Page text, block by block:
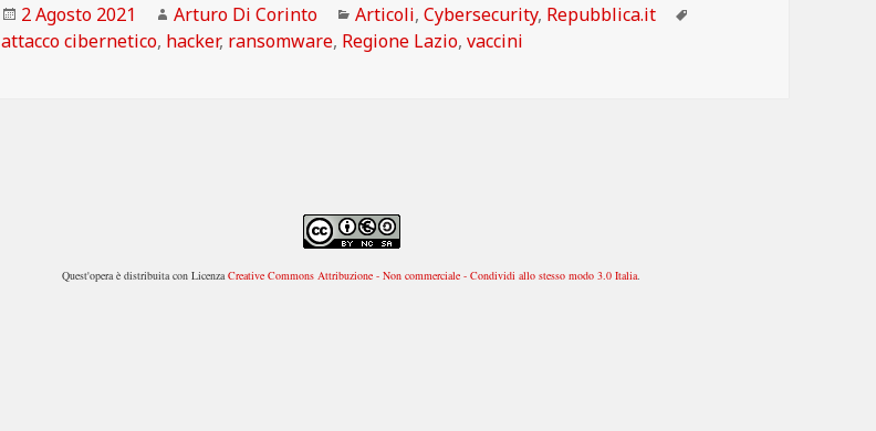
Scritto
il
2 Agosto 2021 Autore
Arturo Di Corinto Categorie
Articoli,Cybersecurity, Repubblica.it
attacco cibernetico, hacker, ransomware, Regione Lazio,vaccini
Quest'opera è distribuita con LicenzaCreative Commons Attribuzione - Non commerciale - Condividi allo stesso modo 3.0 Italia.